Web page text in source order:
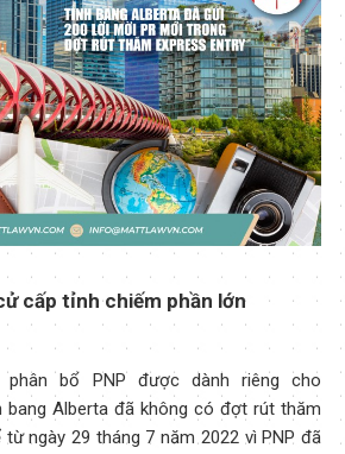
cấp tỉnh chiếm phần lớn
phân bổ PNP được dành riêng cho
bang Alberta đã không có đợt rút thăm
ngày 29 tháng 7 năm 2022 vì PNP đã